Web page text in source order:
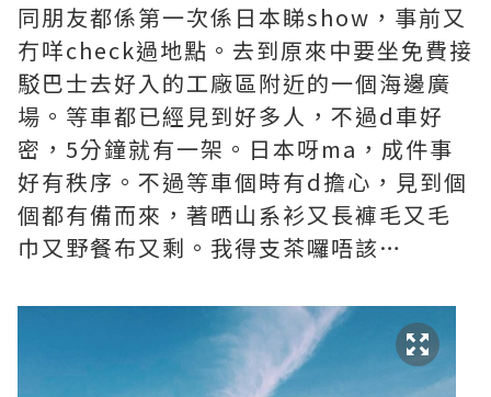
同朋友都係第一次係日本睇show，事前又
冇咩check過地點。去到原來中要坐免費接
駁巴士去好入的工廠區附近的一個海邊廣
場。等車都已經見到好多人，不過d車好
密，5分鐘就有一架。日本呀ma，成件事
好有秩序。不過等車個時有d擔心，見到個
個都有備而來，著晒山系衫又長褲毛又毛
巾又野餐布又剩。我得支茶囉唔該…